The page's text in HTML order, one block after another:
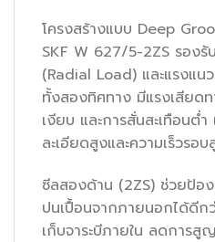
โครงสร้างแบบ Deep
SKF W 627/5-2ZS รองรั
(Radial Load) และแรงแ
ทั้งสองทิศทาง มีแรงเสียด
เงียบ และการสั่นสะเทือนต่ำ
ละเอียดสูงและความเร็วรอบ
ซีลสองด้าน (2ZS) ช่วยป้อ
ปนเปื้อนจากภายนอกได้ดี
เก็บจาระบีภายใน ลดการสู